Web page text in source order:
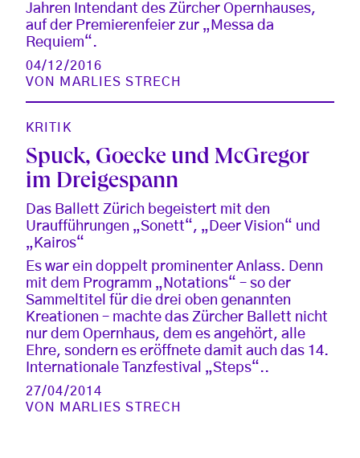
Jahren Intendant des Zürcher Opernhauses,
auf der Premierenfeier zur „Messa da
Requiem“.
04/12/2016
VON MARLIES STRECH
KRITIK
Spuck, Goecke und McGregor
im Dreigespann
Das Ballett Zürich begeistert mit den
Uraufführungen „Sonett“, „Deer Vision“ und
„Kairos“
Es war ein doppelt prominenter Anlass. Denn
mit dem Programm „Notations“ – so der
Sammeltitel für die drei oben genannten
Kreationen – machte das Zürcher Ballett nicht
nur dem Opernhaus, dem es angehört, alle
Ehre, sondern es eröffnete damit auch das 14.
Internationale Tanzfestival „Steps“..
27/04/2014
VON MARLIES STRECH